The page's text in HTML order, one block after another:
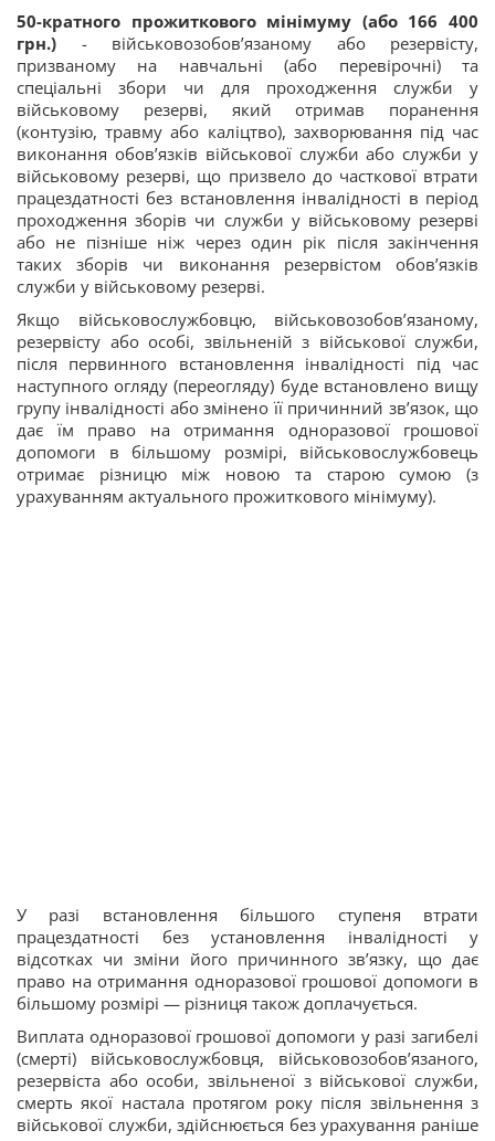
50-кратного прожиткового мінімуму (або 166 400
грн.) - військовозобов’язаному або резервісту,
призваному на навчальні (або перевірочні) та
спеціальні збори чи для проходження служби у
військовому резерві, який отримав поранення
(контузію, травму або каліцтво), захворювання під час
виконання обов’язків військової служби або служби у
військовому резерві, що призвело до часткової втрати
працездатності без встановлення інвалідності в період
проходження зборів чи служби у військовому резерві
або не пізніше ніж через один рік після закінчення
таких зборів чи виконання резервістом обов’язків
служби у військовому резерві.
Якщо військовослужбовцю, військовозобов’язаному,
резервісту або особі, звільненій з військової служби,
після первинного встановлення інвалідності під час
наступного огляду (переогляду) буде встановлено вищу
групу інвалідності або змінено її причинний зв’язок, що
дає їм право на отримання одноразової грошової
допомоги в більшому розмірі, військовослужбовець
отримає різницю між новою та старою сумою (з
урахуванням актуального прожиткового мінімуму).
У разі встановлення більшого ступеня втрати
працездатності без установлення інвалідності у
відсотках чи зміни його причинного зв’язку, що дає
право на отримання одноразової грошової допомоги в
більшому розмірі — різниця також доплачується.
Виплата одноразової грошової допомоги у разі загибелі
(смерті) військовослужбовця, військовозобов’язаного,
резервіста або особи, звільненої з військової служби,
смерть якої настала протягом року після звільнення з
військової служби, здійснюється без урахування раніше